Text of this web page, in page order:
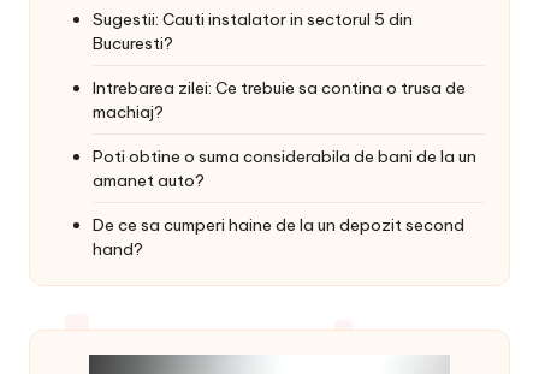
Sugestii: Cauti instalator in sectorul 5 din
Bucuresti?
Intrebarea zilei: Ce trebuie sa contina o trusa de
machiaj?
Poti obtine o suma considerabila de bani de la un
amanet auto?
De ce sa cumperi haine de la un depozit second
hand?